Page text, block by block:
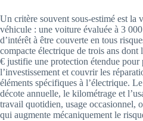
Un critère souvent sous-estimé est la
véhicule : une voiture évaluée à 3
d’intérêt à être couverte en tous
compacte électrique de trois ans
€ justifie une protection étendue pour
l’investissement et couvrir les
éléments spécifiques à l’électrique.
décote annuelle, le kilométrage et
travail quotidien, usage occasionnel,
qui augmente mécaniquement le